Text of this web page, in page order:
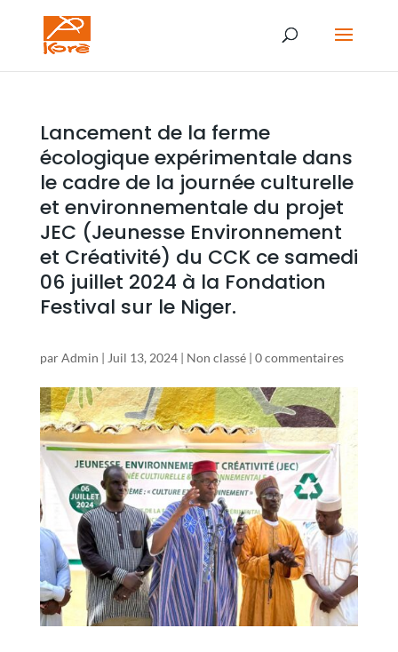
Lancement de la ferme
écologique expérimentale dans
le cadre de la journée culturelle
et environnementale du projet
JEC (Jeunesse Environnement
et Créativité) du CCK ce samedi
06 juillet 2024 à la Fondation
Festival sur le Niger.
parAdmin | Juil 13, 2024| Non classé| 0 commentaires